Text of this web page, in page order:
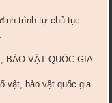
trình tự chủ tục
BẢO VẬT QUỐC GIA
vật, bảo vật quốc gia.